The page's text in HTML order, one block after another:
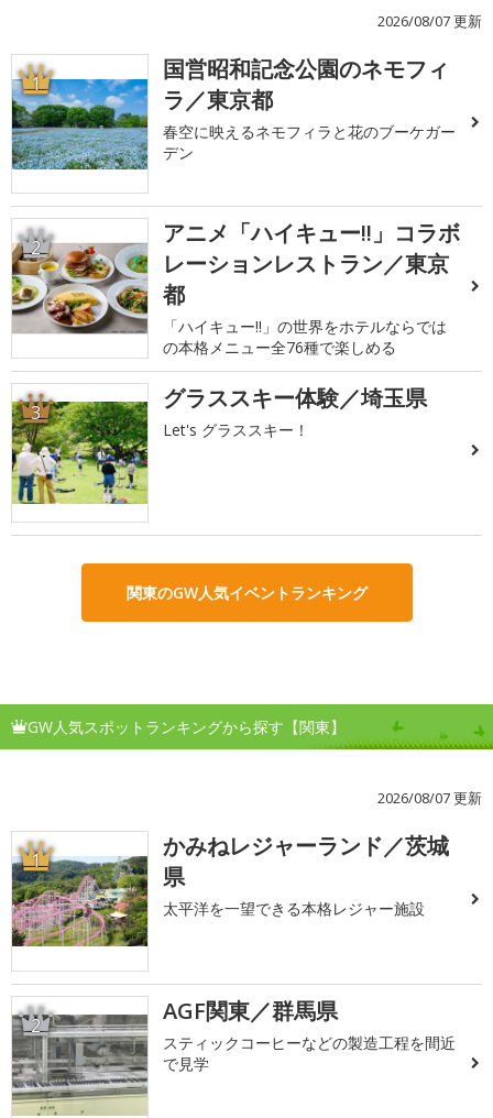
2026/08/07 更新
1
国営昭和記念公園のネモフィ
ラ／東京都
春空に映えるネモフィラと花のブーケガー
デン
2
アニメ「ハイキュー!!」コラボ
レーションレストラン／東京
都
「ハイキュー!!」の世界をホテルならでは
の本格メニュー全76種で楽しめる
3 グラススキー体験／埼玉県
Let's グラススキー！
関東のGW人気イベントランキング
GW人気スポットランキングから探す【関東】
2026/08/07 更新
1
かみねレジャーランド／茨城
県
太平洋を一望できる本格レジャー施設
2 AGF関東／群馬県
スティックコーヒーなどの製造工程を間近
で見学